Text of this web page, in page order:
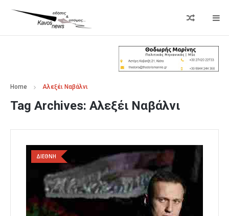
Home Αλεξέι Ναβάλνι
Tag Archives: Αλεξέι Ναβάλνι
ΔΙΕΘΝΗ